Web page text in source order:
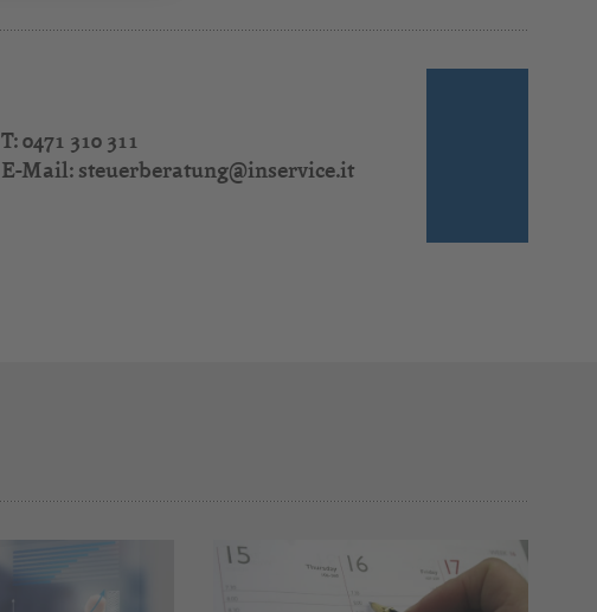
T: 0471 310 311
E-Mail: steuerberatung@inservice.it